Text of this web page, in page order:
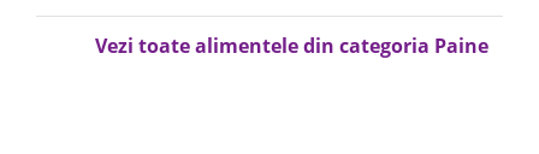
Vezi toate alimentele din categoria Paine